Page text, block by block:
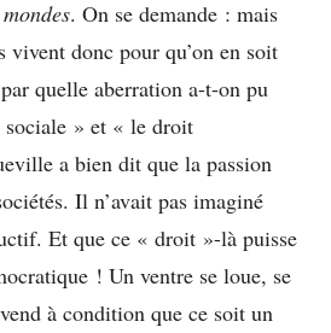
. On se demande : mais
vivent donc pour qu’on en soit
quelle aberration a-t-on pu
» et « le droit
a bien dit que la passion
Il n’avait pas imaginé
Et que ce « droit »-là puisse
! Un ventre se loue, se
à condition que ce soit un